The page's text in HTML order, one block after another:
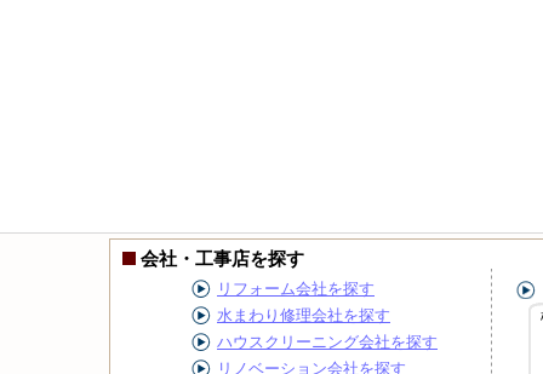
会社・工事店を探す
リフォーム会社を探す
水まわり修理会社を探す
ハウスクリーニング会社を探す
リノベーション会社を探す